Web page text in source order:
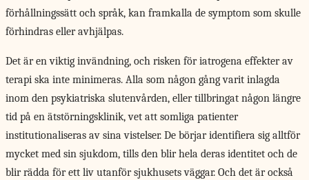
förhållningssätt och språk, kan framkalla de symptom som skulle
förhindras eller avhjälpas.
Det är en viktig invändning, och risken för iatrogena effekter av
terapi ska inte minimeras. Alla som någon gång varit inlagda
inom den psykiatriska slutenvården, eller tillbringat någon längre
tid på en ätstörningsklinik, vet att somliga patienter
institutionaliseras av sina vistelser. De börjar identifiera sig alltför
mycket med sin sjukdom, tills den blir hela deras identitet och de
blir rädda för ett liv utanför sjukhusets väggar. Och det är också